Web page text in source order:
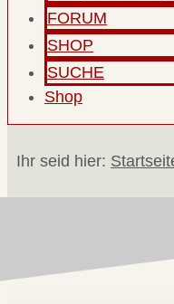
FORUM
SHOP
SUCHE
Shop
Ihr seid hier: